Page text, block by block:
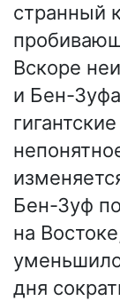
странный
Вскоре
и Бен-
Бен-Зуф
на
дня